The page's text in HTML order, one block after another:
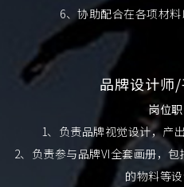
6、协助配合在各项材料
品牌设计师
岗位职
1、负责品牌视觉设计，产
2、负责参与品牌VI全套画册，
的物料等设